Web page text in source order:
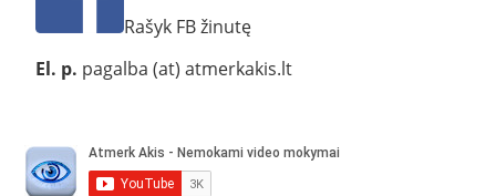
Rašyk FB žinutę
El. p. pagalba (at) atmerkakis.lt